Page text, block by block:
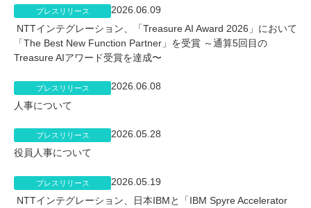
プレスリリース
2026.06.09
NTTインテグレーション、「Treasure AI Award 2026」において
「The Best New Function Partner」を受賞 ～通算5回目の
Treasure AIアワード受賞を達成〜
プレスリリース
2026.06.08
人事について
プレスリリース
2026.05.28
役員人事について
プレスリリース
2026.05.19
NTTインテグレーション、日本IBMと「IBM Spyre Accelerator